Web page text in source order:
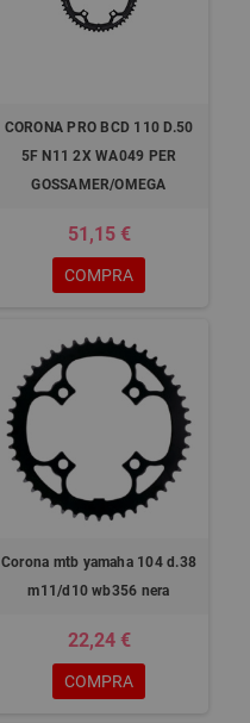
CORONA PRO BCD 110 D.50
5F N11 2X WA049 PER
GOSSAMER/OMEGA
51,15 €
COMPRA
Corona mtb yamaha 104 d.38
m11/d10 wb356 nera
22,24 €
COMPRA